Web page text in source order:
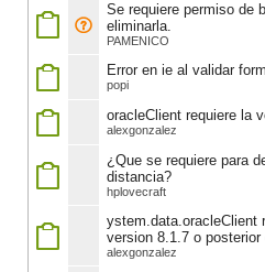
Se requiere permiso de
eliminarla.
PAMENICO
Error en ie al validar
popi
oracleClient requiere la
alexgonzalez
¿Que se requiere para
distancia?
hplovecraft
ystem.data.oracleClient
version 8.1.7 o posterior
alexgonzalez